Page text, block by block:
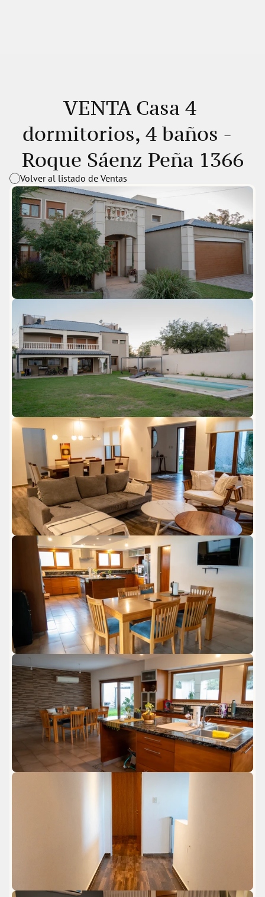
VENTA Casa 4
dormitorios, 4 baños -
Roque Sáenz Peña 1366
Volver al listado de Ventas